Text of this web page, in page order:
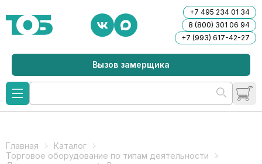
+7 495 234 01 34
8 (800) 301 06 94
+7 (993) 617-42-27
Вызов замерщика
Главная
Каталог
Торговое оборудование по типам деятельности